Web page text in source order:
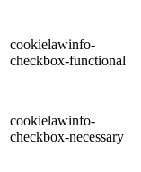
cookielawinfo-
checkbox-functional
cookielawinfo-
checkbox-necessary